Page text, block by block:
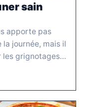
sain
apporte pas
la journée, mais il
les grignotages…